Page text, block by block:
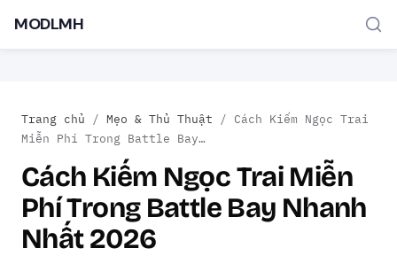
TÌM KIẾM PHỔ BIẾN
MOD APK Game offline
MODLMH
Trang chủ / Mẹo & Thủ Thuật / Cách Kiếm Ngọc Trai
Miễn Phí Trong Battle Bay…
Cách Kiếm Ngọc Trai Miễn
Phí Trong Battle Bay Nhanh
Nhất 2026